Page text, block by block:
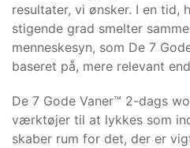
resultater, vi ønsker. I en tid,
stigende grad smelter
menneskesyn, som De 7
baseret på, mere relevant
De 7 Gode Vaner™ 2-dags
værktøjer til at lykkes som
skaber rum for det, der er